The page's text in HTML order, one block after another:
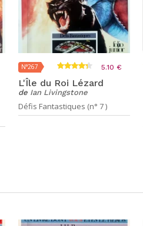
N°267 5.10 €
L'Île du Roi Lézard
de Ian Livingstone
Défis Fantastiques (n° 7 )